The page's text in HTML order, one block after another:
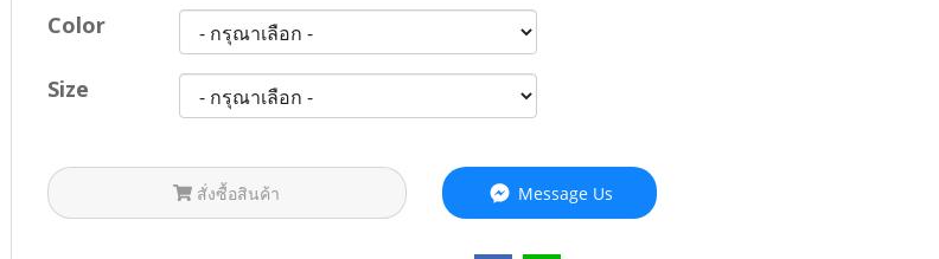
Color
Size
สั่งซื้อสินค้า Message Us